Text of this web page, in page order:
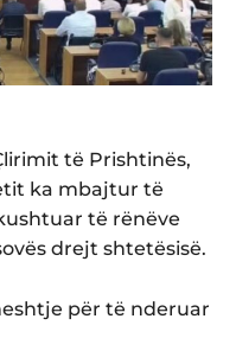
të Prishtinës,
ka mbajtur të
të rënëve
drejt shtetësisë.
për të nderuar